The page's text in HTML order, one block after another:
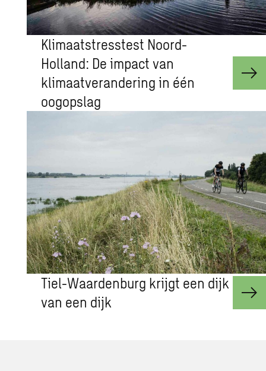
Klimaatstresstest Noord-
Holland: De impact van
klimaatverandering in één
oogopslag
Tiel-Waardenburg krijgt een dijk
van een dijk